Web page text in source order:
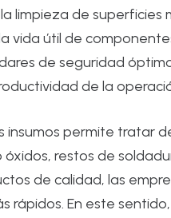
limpieza de superficies
vida útil de
de seguridad
de la
insumos permite tratar
restos de
de calidad, las
rápidos. En este